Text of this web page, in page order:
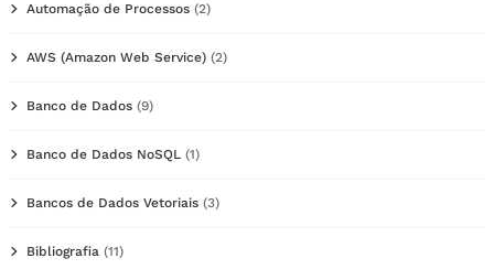
Automação de Processos (2)
AWS (Amazon Web Service) (2)
Banco de Dados (9)
Banco de Dados NoSQL (1)
Bancos de Dados Vetoriais (3)
Bibliografia (11)